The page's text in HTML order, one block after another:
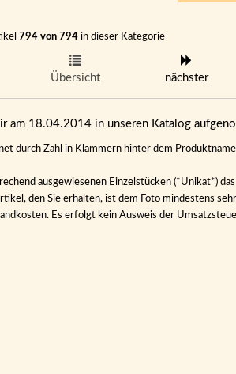
794 von 794in dieser Kategorie
Übersicht nächster
am 18.04.2014 in unseren Katalog
durch Zahl in Klammern hinter dem
ausgewiesenen Einzelstücken (*Unikat*)
den Sie erhalten, ist dem Foto mindestens
Es erfolgt kein Ausweis der